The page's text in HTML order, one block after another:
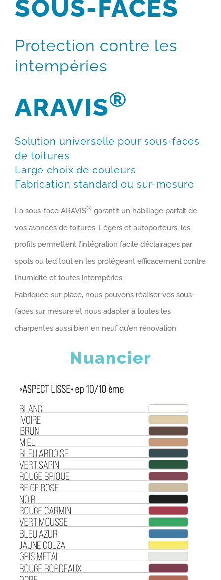
SOUS-FACES
Protection contre les
intempéries
ARAVIS®
Solution universelle pour sous-faces
de toitures
Large choix de couleurs
Fabrication standard ou sur-mesure
La sous-face ARAVIS®garantit un habillage parfait de
vos avancés de toitures. Légers et autoporteurs, les
profils permettent l’intégration facile d’éclairages par
spots ou led tout en les protégeant efficacement contre
l’humidité et toutes intempéries.
Fabriquée sur place, nous pouvons réaliser vos sous-
faces sur mesure et nous adapter à toutes les
charpentes aussi bien en neuf qu’en rénovation.
Nuancier